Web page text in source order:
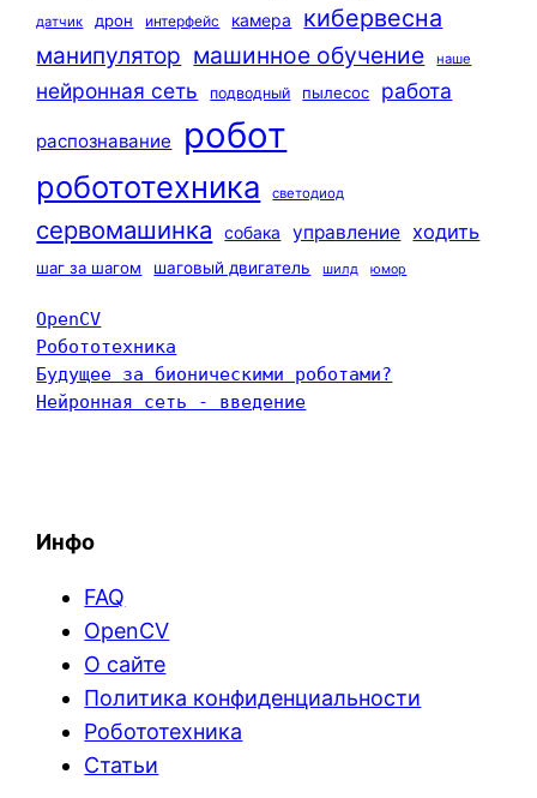
датчик дрон интерфейс камера кибервесна
манипулятор машинное обучение наше
нейронная сеть подводный пылесос работа
распознавание робот
робототехника светодиод
сервомашинка собака управление ходить
шаг за шагом шаговый двигатель шилд юмор
OpenCV
Робототехника
Будущее за бионическими роботами?
Нейронная сеть - введение
Инфо
FAQ
OpenCV
О сайте
Политика конфиденциальности
Робототехника
Статьи